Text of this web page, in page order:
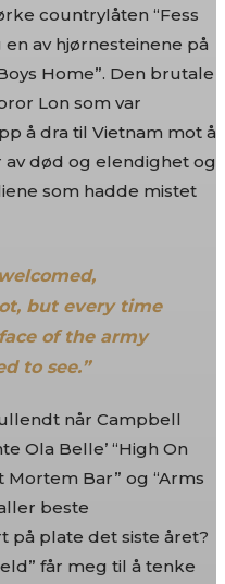
countrylåten “Fess
av hjørnesteinene på
Home”. Den brutale
Lon som var
å dra til Vietnam mot å
død og elendighet og
som hadde mistet
but every time
of the army
to see.”
når Campbell
Ola Belle’ “High On
Mortem Bar” og “Arms
beste
på plate det siste året?
får meg til å tenke